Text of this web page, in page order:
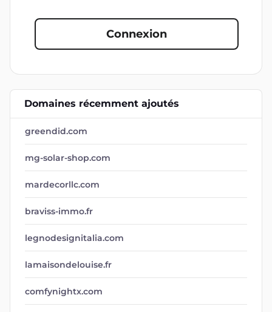
Connexion
Domaines récemment ajoutés
greendid.com
mg-solar-shop.com
mardecorllc.com
braviss-immo.fr
legnodesignitalia.com
lamaisondelouise.fr
comfynightx.com